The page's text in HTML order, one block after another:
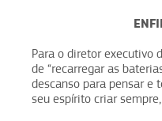
Para o diretor executivo
de “recarregar as
descanso para pensar e
seu espírito criar